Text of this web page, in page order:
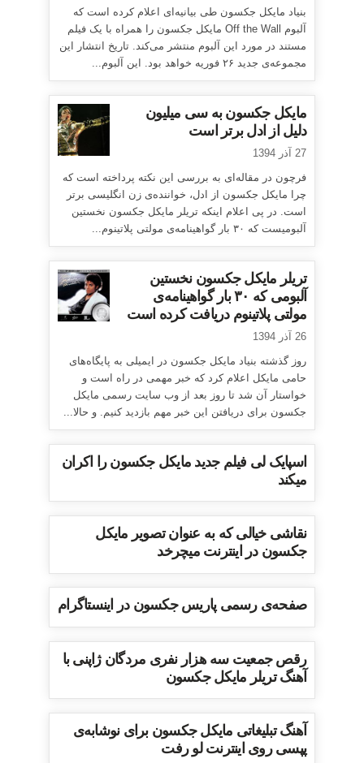
بنیاد مایکل جکسون طی بیانیه‌ای اعلام کرده است که
آلبوم Off the Wall مایکل جکسون را همراه با یک فیلم
مستند در مورد این آلبوم منتشر می‌کند. تاریخ انتشار این
مجموعه‌ی جدید ۲۶ فوریه خواهد بود. این آلبوم...
مایکل جکسون به سی میلیون
دلیل از ادل برتر است
27 آذر 1394
فرچون در مقاله‌ای به بررسی این نکته پرداخته است که
چرا مایکل جکسون از ادل، خواننده‌ی زن انگلیسی برتر
است. در پی اعلام اینکه تریلر مایکل جکسون نخستین
آلبومیست که ۳۰ بار گواهینامه‌ی مولتی پلاتینوم...
تریلر مایکل جکسون نخستین
آلبومی که ۳۰ بار گواهینامه‌ی
مولتی پلاتینوم دریافت کرده است
26 آذر 1394
روز گذشته بنیاد مایکل جکسون در ایمیلی به پایگاه‌های
حامی مایکل اعلام کرد که خبر مهمی در راه است و
خواستار آن شد تا روز بعد از وب سایت رسمی مایکل
جکسون برای دریافتن این خبر مهم بازدید کنیم. و حالا...
اسپایک لی فیلم جدید مایکل جکسون را اکران
میکند
نقاشی خیالی که به عنوان تصویر مایکل
جکسون در اینترنت میچرخد
صفحه‌ی رسمی پاریس جکسون در اینستاگرام
رقص جمعیت سه هزار نفری مردگان ژاپنی با
آهنگ تریلر مایکل جکسون
آهنگ تبلیغاتی مایکل جکسون برای نوشابه‌ی
پپسی روی اینترنت لو رفت